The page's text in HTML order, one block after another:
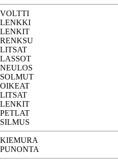
VOLTTI
LENKKI
LENKIT
RENKSU
LITSAT
LASSOT
NEULOS
SOLMUT
OIKEAT
LITSAT
LENKIT
PETLAT
SILMUS
KIEMURA
PUNONTA